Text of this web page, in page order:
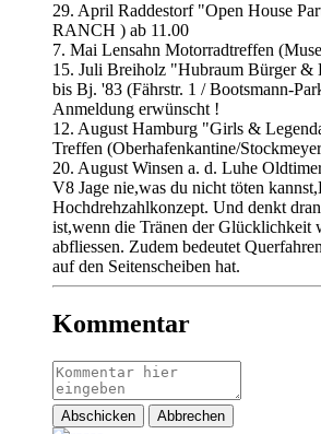
29. April Raddestorf "Open House
RANCH ) ab 11.00
7. Mai Lensahn Motorradtreffen
15. Juli Breiholz "Hubraum Bürger &
bis Bj. '83 (Fährstr. 1 / Bootsmann-
Anmeldung erwünscht !
12. August Hamburg "Girls &
Treffen (Oberhafenkantine/
20. August Winsen a. d. Luhe
V8 Jage nie,was du nicht töten
Hochdrehzahlkonzept. Und denkt
ist,wenn die Tränen der Glücklichkeit
abfliessen. Zudem bedeutet
auf den Seitenscheiben hat.
Kommentar
Abschicken Abbrechen